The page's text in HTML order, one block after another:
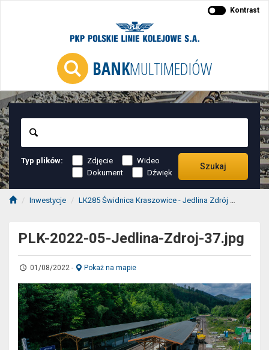
BANKMULTIMEDIÓW
Kontrast
Typ plików: Zdjęcie
Wideo
Dokument
Dźwięk
Szukaj
Inwestycje LK285 Świdnica Kraszowice - Jedlina Zdrój
PLK-2022-05-Jedlina-Zdroj-37.jpg
01/08/2022 - Pokaż na mapie